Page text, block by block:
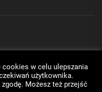
w celu ulepszania
użytkownika.
zgodę. Możesz też przejść